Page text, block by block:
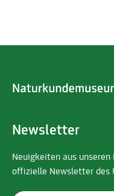
Newsletter
Neuigkeiten aus
offizielle Newsletter des